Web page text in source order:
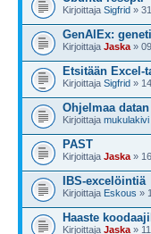
Kirjoittaja Sigfrid »
GenAlEx:
Kirjoittaja Jaska »
Etsitään Excel-
Kirjoittaja Sigfrid »
Ohjelmaa
Kirjoittaja mukulakivi
PAST
Kirjoittaja Jaska »
IBS-excelöintiä
Kirjoittaja Eskous »
Haaste
Kirjoittaja Jaska »